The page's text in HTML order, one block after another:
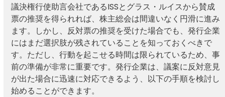
議決権行使助言会社であるISSとグラス・ルイスから賛成
票の推奨を得られれば、株主総会は間違いなく円滑に進み
ます。しかし、反対票の推奨を受けた場合でも、発行企業
にはまだ選択肢が残されていることを知っておくべきで
す。ただし、行動を起こせる時間は限られているため、事
前の準備が非常に重要です。発行企業は、議案に反対意見
が出た場合に迅速に対応できるよう、以下の手順を検討し
始めることができます。